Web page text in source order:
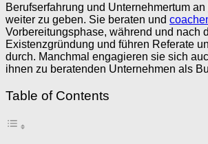
Berufserfahrung und Unternehmertum an
weiter zu geben. Sie beraten und
Vorbereitungsphase, während und nach
Existenzgründung und führen Referate
durch. Manchmal engagieren sie sich
ihnen zu beratenden Unternehmen als
Table of Contents